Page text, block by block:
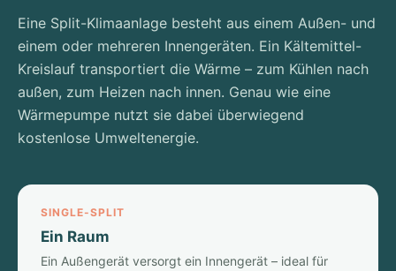
Eine Split-Klimaanlage besteht aus einem Außen- und
einem oder mehreren Innengeräten. Ein Kältemittel-
Kreislauf transportiert die Wärme – zum Kühlen nach
außen, zum Heizen nach innen. Genau wie eine
Wärmepumpe nutzt sie dabei überwiegend
kostenlose Umweltenergie.
SINGLE-SPLIT
Ein Raum
Ein Außengerät versorgt ein Innengerät – ideal für